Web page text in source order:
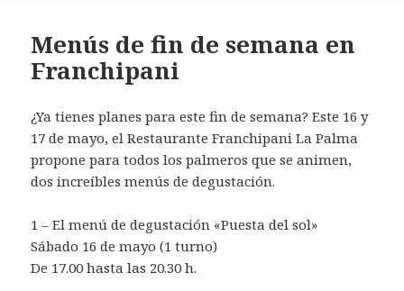
Menús de fin de semana en
Franchipani
¿Ya tienes planes para este fin de semana? Este 16 y
17 de mayo, elRestaurante Franchipani La Palma
propone para todos los palmeros que se animen,
dos increíbles menús de degustación.
1 – El menú de degustación «Puesta del sol»
Sábado 16 de mayo (1 turno)
De 17.00 hasta las 20.30 h.